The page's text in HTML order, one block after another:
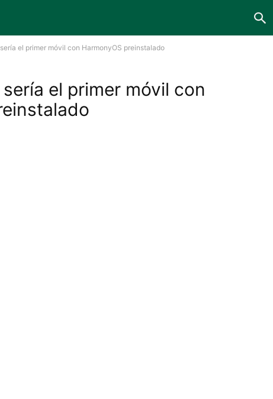
el primer móvil con HarmonyOS preinstalado
el primer móvil con